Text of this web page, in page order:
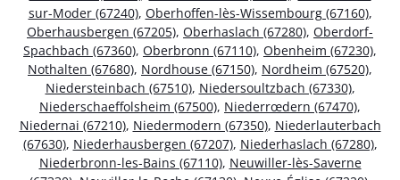
sur-Moder (67240), Oberhoffen-lès-Wissembourg (67160),
Oberhausbergen (67205), Oberhaslach (67280), Oberdorf-
Spachbach (67360), Oberbronn (67110), Obenheim (67230),
Nothalten (67680), Nordhouse (67150), Nordheim (67520),
Niedersteinbach (67510), Niedersoultzbach (67330),
Niederschaeffolsheim (67500), Niederrœdern (67470),
Niedernai (67210), Niedermodern (67350), Niederlauterbach
(67630), Niederhausbergen (67207), Niederhaslach (67280),
Niederbronn-les-Bains (67110), Neuwiller-lès-Saverne